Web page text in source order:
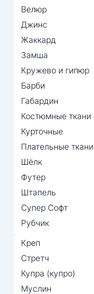
Велюр
Джинс
Жаккард
Замша
Кружево и гипюр
Барби
Габардин
Костюмные ткани
Курточные
Плательные ткани
Шёлк
Футер
Штапель
Супер Софт
Рубчик
Креп
Стретч
Купра (купро)
Муслин